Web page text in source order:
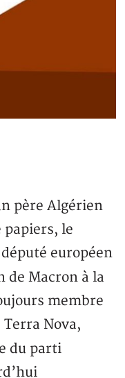
père Algérien
papiers, le
européen
de Macron à la
membre
Nova,
du parti